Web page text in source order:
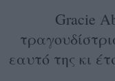
Gracie
εαυτό της κι